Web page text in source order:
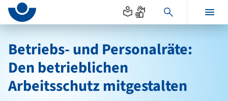
Seitenanfang
zum
Inhalt
zur
Navigation
im
Fußbereich
Hauptinhalt
Betriebs- und Personalräte:
Den betrieblichen
Arbeitsschutz mitgestalten